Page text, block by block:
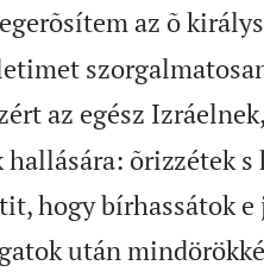
az õ
az egész
õrizzétek s
hogy bírhassátok e
után